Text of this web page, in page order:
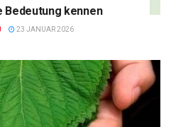
Bedeutung kennen
23 JANUAR 2026